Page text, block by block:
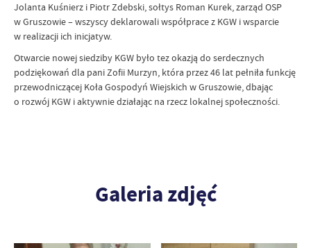
Jolanta Kuśnierz i Piotr Zdebski, sołtys Roman Kurek, zarząd OSP
w Gruszowie – wszyscy deklarowali współprace z KGW i wsparcie
w realizacji ich inicjatyw.
Otwarcie nowej siedziby KGW było tez okazją do serdecznych
podziękowań dla pani Zofii Murzyn, która przez 46 lat pełniła funkcję
przewodniczącej Koła Gospodyń Wiejskich w Gruszowie, dbając
o rozwój KGW i aktywnie działając na rzecz lokalnej społeczności.
Galeria zdjęć